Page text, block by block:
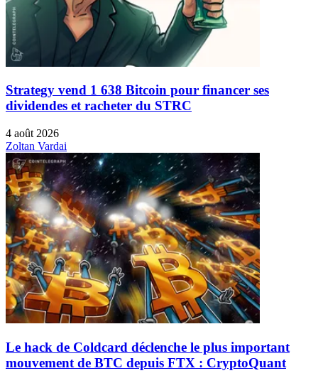
Strategy vend 1 638 Bitcoin pour financer ses
dividendes et racheter du STRC
4 août 2026
Zoltan Vardai
Le hack de Coldcard déclenche le plus important
mouvement de BTC depuis FTX : CryptoQuant